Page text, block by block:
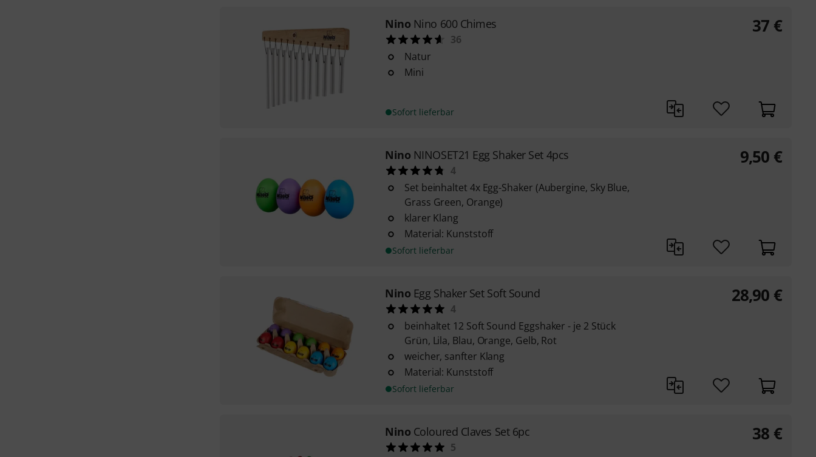
Nino Nino 600 Chimes
36
Natur
Mini
Sofort lieferbar
37 €
Nino NINOSET21 Egg Shaker Set 4pcs
4
Set beinhaltet 4x Egg-Shaker (Aubergine, Sky Blue,
Grass Green, Orange)
klarer Klang
Material: Kunststoff
Sofort lieferbar
9,50 €
Nino Egg Shaker Set Soft Sound
4
beinhaltet 12 Soft Sound Eggshaker - je 2 Stück
Grün, Lila, Blau, Orange, Gelb, Rot
weicher, sanfter Klang
Material: Kunststoff
Sofort lieferbar
28,90 €
Nino Coloured Claves Set 6pc
5
38 €